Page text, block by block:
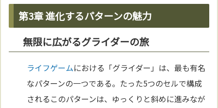
第3章 進化するパターンの魅力
無限に広がるグライダーの旅
ライフゲームにおける「グライダー」は、最も有名
なパターンの一つである。たった5つのセルで構成
されるこのパターンは、ゆっくりと斜めに進みなが